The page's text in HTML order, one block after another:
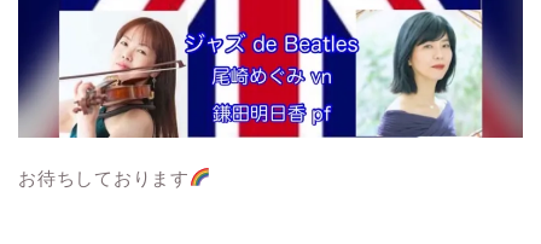
お待ちしております